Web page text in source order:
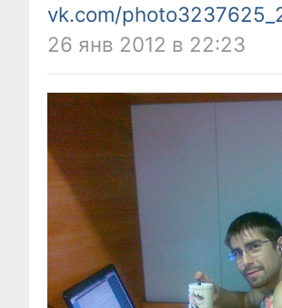
vk.com/
26 янв 2012 в 22:23